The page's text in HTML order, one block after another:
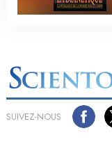
SUIVEZ-NOUS